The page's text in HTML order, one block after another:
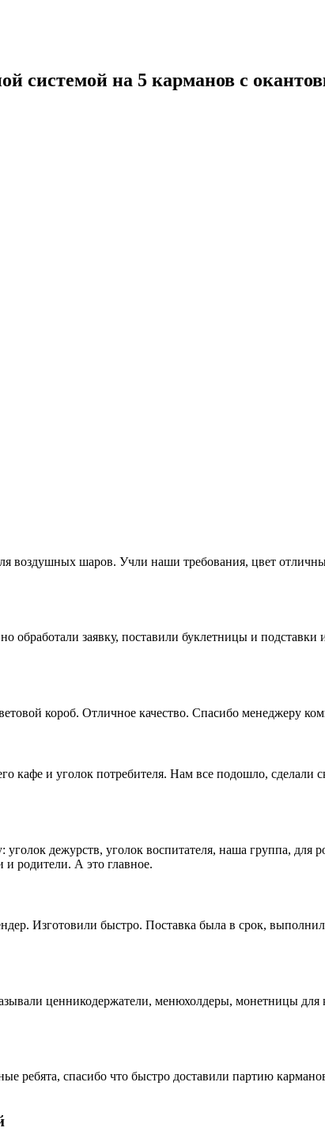
системой на 5 карманов с
воздушных шаров. Учли наши требования, цвет
заявку, поставили буклетницы и
короб. Отличное качество. Спасибо менеджеру
кафе и уголок потребителя. Нам все подошло, сделали
дежурств, уголок воспитателя, наша группа, для
родители. А это главное.
Изготовили быстро. Поставка была в срок,
ценникодержатели, менюхолдеры, монетницы для
ребята, спасибо что быстро доставили партию